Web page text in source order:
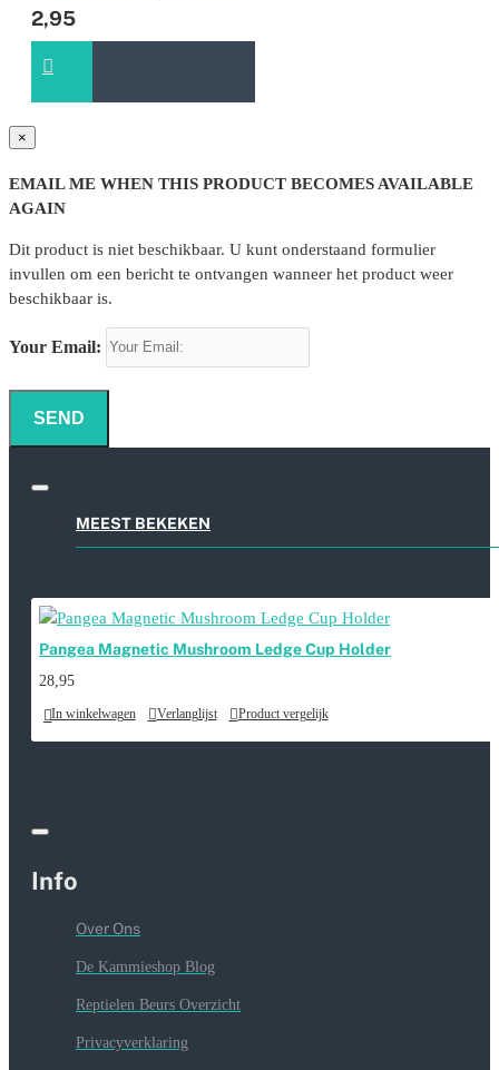
2,95
×
EMAIL ME WHEN THIS PRODUCT BECOMES AVAILABLE
AGAIN
Dit product is niet beschikbaar. U kunt onderstaand formulier
invullen om een bericht te ontvangen wanneer het product weer
beschikbaar is.
Your Email:
SEND
MEEST BEKEKEN
Pangea Magnetic Mushroom Ledge Cup Holder
28,95
In winkelwagen Verlanglijst Product vergelijk
Info
Over Ons
De Kammieshop Blog
Reptielen Beurs Overzicht
Privacyverklaring